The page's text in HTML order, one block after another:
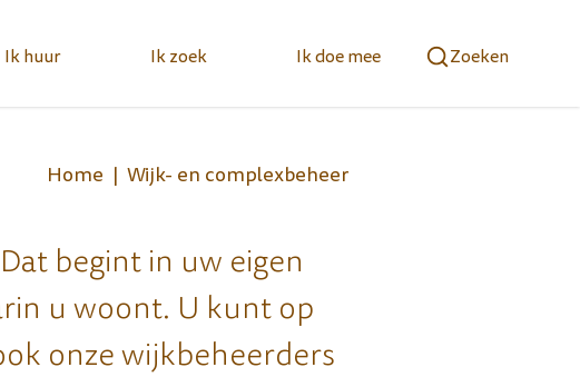
Ik huur Ik zoek Ik doe mee Zoeken
Home Wijk- en complexbeheer
begint in uw eigen
u woont. U kunt op
onze wijkbeheerders